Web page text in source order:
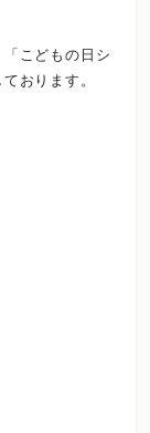
こどもの日シ
おります。